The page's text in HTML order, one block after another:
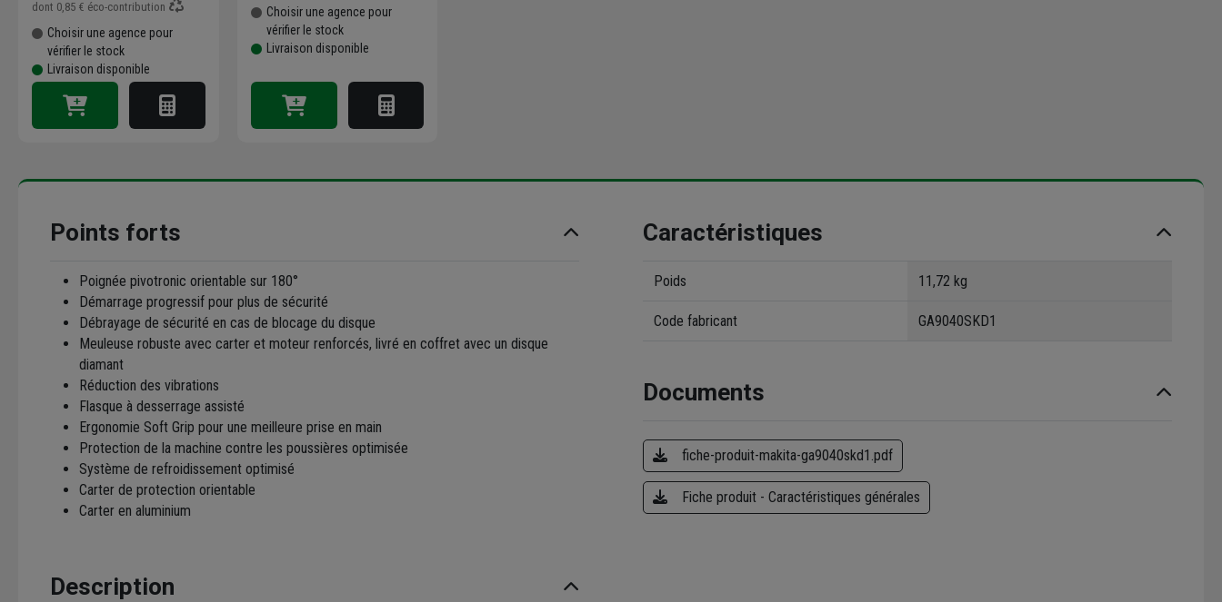
dont 0,85 € éco-contribution
Choisir une agence pour
vérifier le stock
Livraison disponible
Choisir une agence pour
vérifier le stock
Livraison disponible
Points forts
Poignée pivotronic orientable sur 180°
Démarrage progressif pour plus de sécurité
Débrayage de sécurité en cas de blocage du disque
Meuleuse robuste avec carter et moteur renforcés, livré en coffret avec un disque
diamant
Réduction des vibrations
Flasque à desserrage assisté
Ergonomie Soft Grip pour une meilleure prise en main
Protection de la machine contre les poussières optimisée
Système de refroidissement optimisé
Carter de protection orientable
Carter en aluminium
Description
Caractéristiques
Poids 11,72 kg
Code fabricant GA9040SKD1
Documents
fiche-produit-makita-ga9040skd1.pdf
Fiche produit - Caractéristiques générales